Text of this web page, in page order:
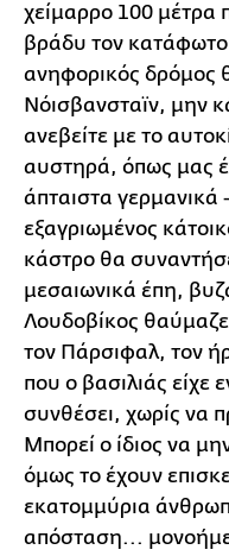
χείμαρρο 100 μέτρα
βράδυ τον
ανηφορικός δρόμος
Νόισβανσταϊν, μην
ανεβείτε με το
αυστηρά, όπως μας
άπταιστα γερμανικά
εξαγριωμένος
κάστρο θα
μεσαιωνικά έπη,
Λουδοβίκος
τον Πάρσιφαλ, τον
που ο βασιλιάς είχε
συνθέσει, χωρίς να
Μπορεί ο ίδιος να
όμως το έχουν
εκατομμύρια
απόσταση...